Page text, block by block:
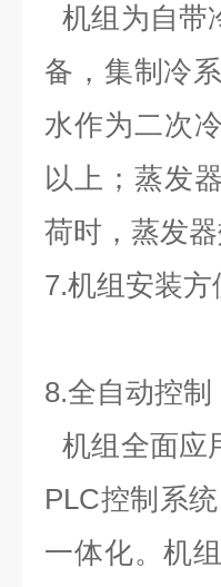
机组为自带
备，集制冷
水作为二次
以上；蒸发
荷时，蒸发
7.机组安装
8.全自动控制
机组全面应
PLC控制系
一体化。机